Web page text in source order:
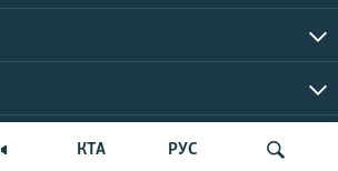
КТА РУС
© Крим.Реалії, 2026 | Усі права застережено.